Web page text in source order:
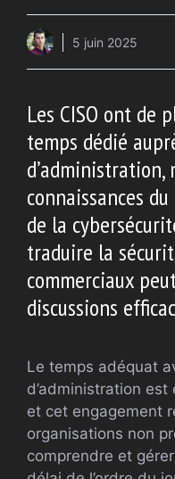
5 juin 2025
Les CISO ont de
temps dédié
d’administration,
connaissances
de la
traduire la
commerciaux
discussions
Le temps adéquat
d’administration est
et cet engagement
organisations non
comprendre et